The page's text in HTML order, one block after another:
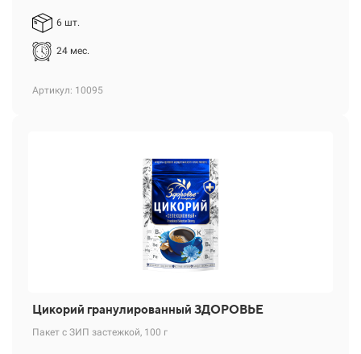
6 шт.
24 мес.
Артикул: 10095
Цикорий гранулированный ЗДОРОВЬЕ
Пакет с ЗИП застежкой, 100 г